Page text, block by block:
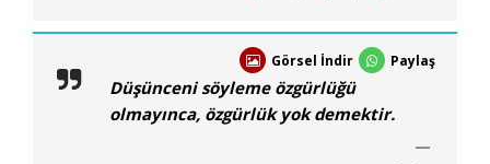
Görsel İndir Paylaş
Düşünceni söyleme özgürlüğü
olmayınca, özgürlük yok demektir.